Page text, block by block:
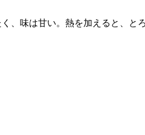
、味は甘い。熱を加えると、と